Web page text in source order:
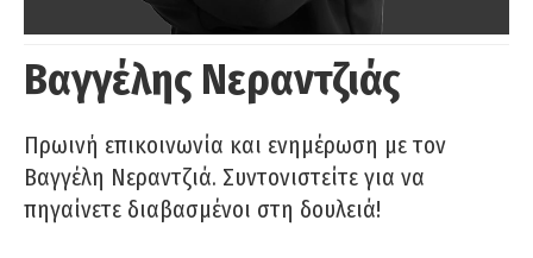
Βαγγέλης Νεραντζιάς
Πρωινή επικοινωνία και ενημέρωση με τον
Βαγγέλη Νεραντζιά. Συντονιστείτε για να
πηγαίνετε διαβασμένοι στη δουλειά!